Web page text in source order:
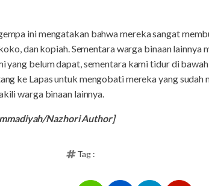
ini mengatakan bahwa mereka sangat
dan kopiah. Sementara warga binaan lainnya
yang belum dapat, sementara kami tidur di
ke Lapas untuk mengobati mereka yang
warga binaan lainnya.
Nazhori Author]
Tag :